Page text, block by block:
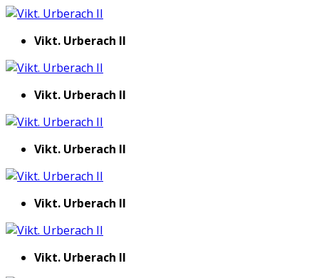
Vikt. Urberach II
Vikt. Urberach II
Vikt. Urberach II
Vikt. Urberach II
Vikt. Urberach II